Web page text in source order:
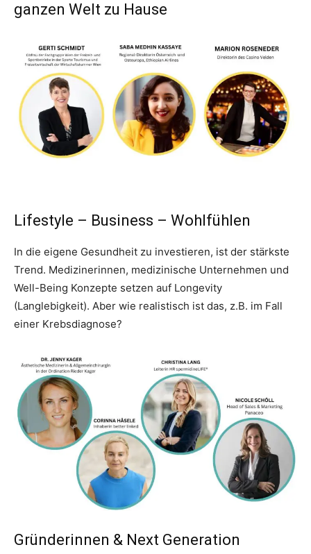
ganzen Welt zu Hause
Lifestyle – Business – Wohlfühlen
In die eigene Gesundheit zu investieren, ist der stärkste
Trend. Medizinerinnen, medizinische Unternehmen und
Well-Being Konzepte setzen auf Longevity
(Langlebigkeit). Aber wie realistisch ist das, z.B. im Fall
einer Krebsdiagnose?
Gründerinnen & Next Generation